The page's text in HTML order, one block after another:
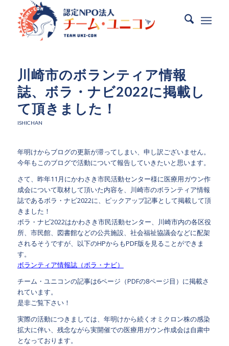
川崎市のボランティア情報
誌、ボラ・ナビ2022に掲載し
て頂きました！
ISHICHAN
年明けからブログの更新が滞ってしまい、申し訳ございません。
今年もこのブログで活動について報告していきたいと思います。
さて、昨年11月にかわさき市民活動センター様に医療用ガウン作
成会について取材して頂いた内容を、川崎市のボランティア情報
誌であるボラ・ナビ2022に、ピックアップ記事として掲載して頂
きました！
ボラ・ナビ2022はかわさき市民活動センター、川崎市内の各区役
所、市民館、図書館などの公共施設、社会福祉協議会などに配架
されるそうですが、以下のHPからもPDF版を見ることができま
す。
ボランティア情報誌（ボラ・ナビ）
チーム・ユニコンの記事は6ページ（PDFの8ページ目）に掲載さ
れています。
是非ご覧下さい！
実際の活動につきましては、年明けから続くオミクロン株の感染
拡大に伴い、残念ながら実開催での医療用ガウン作成会は自粛中
となっております。